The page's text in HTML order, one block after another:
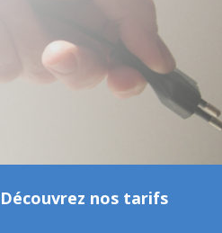
Découvrez nos tarifs